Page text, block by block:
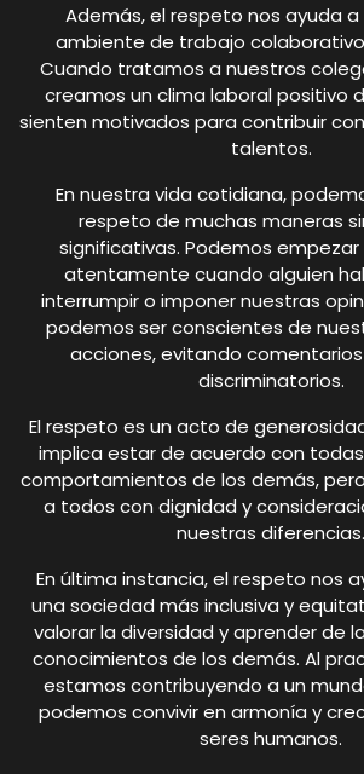
Además, el respeto nos ayuda
ambiente de trabajo
Cuando tratamos a nuestros
creamos un clima laboral positivo
sienten motivados para contribuir
talentos.
En nuestra vida cotidiana,
respeto de muchas maneras
significativas. Podemos
atentamente cuando alguien
interrumpir o imponer nuestras
podemos ser conscientes de
acciones, evitando
discriminatorios.
El respeto es un acto de
implica estar de acuerdo con
comportamientos de los demás,
a todos con dignidad y
nuestras diferencias.
En última instancia, el respeto nos
una sociedad más inclusiva y
valorar la diversidad y aprender de
conocimientos de los demás. Al
estamos contribuyendo a un
podemos convivir en armonía y
seres humanos.